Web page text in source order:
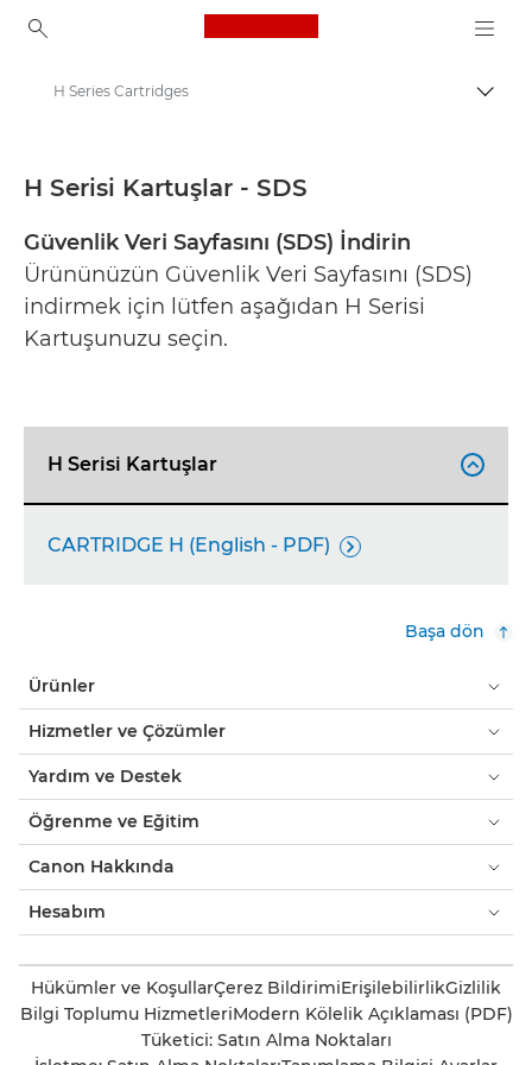
Canon Logo, back to
İçerik
Güvenlik veri sayfaları
H Series Cartridges
H Serisi Kartuşlar - SDS
Güvenlik Veri Sayfasını (SDS) İndirin
Ürününüzün Güvenlik Veri Sayfasını (SDS)
indirmek için lütfen aşağıdan H Serisi
Kartuşunuzu seçin.
H Serisi Kartuşlar 
CARTRIDGE H (English - PDF) 
Başa dön
Ürünler
Hizmetler ve Çözümler
Yardım ve Destek
Öğrenme ve Eğitim
Canon Hakkında
Hesabım
Hükümler ve KoşullarÇerez BildirimiErişilebilirlikGizlilik
Bilgi Toplumu HizmetleriModern Kölelik Açıklaması (PDF)
Tüketici: Satın Alma Noktaları